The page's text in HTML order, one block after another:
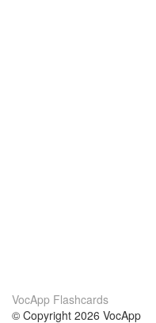
VocApp Flashcards
© Copyright 2026 VocApp